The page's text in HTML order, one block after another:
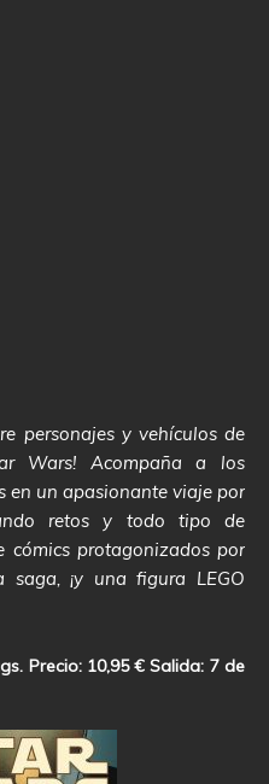
personajes y vehículos de
Wars! Acompaña a los
en un apasionante viaje por
retos y todo tipo de
cómics protagonizados por
saga, ¡y una figura LEGO
Precio: 10,95 € Salida: 7 de